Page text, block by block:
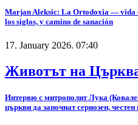
Marjan Aleksic: La Ortodoxia — vida
los siglos, y camino de sanación
17. January 2026. 07:40
Животът на
Интервю с митрополит Лука
църкви да започнат сериозен,